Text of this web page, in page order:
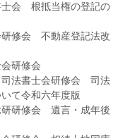
会 根抵当権の登記の
修会 不動産登記法改
研修会
法書士会研修会 司法
て令和六年度版
研修会 遺言・成年後